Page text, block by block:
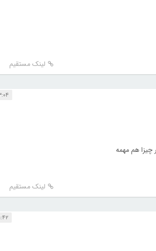
لینک مستقیم
۲۳:۰۴
چیزا هم مهمه
لینک مستقیم
۲۱:۴۲